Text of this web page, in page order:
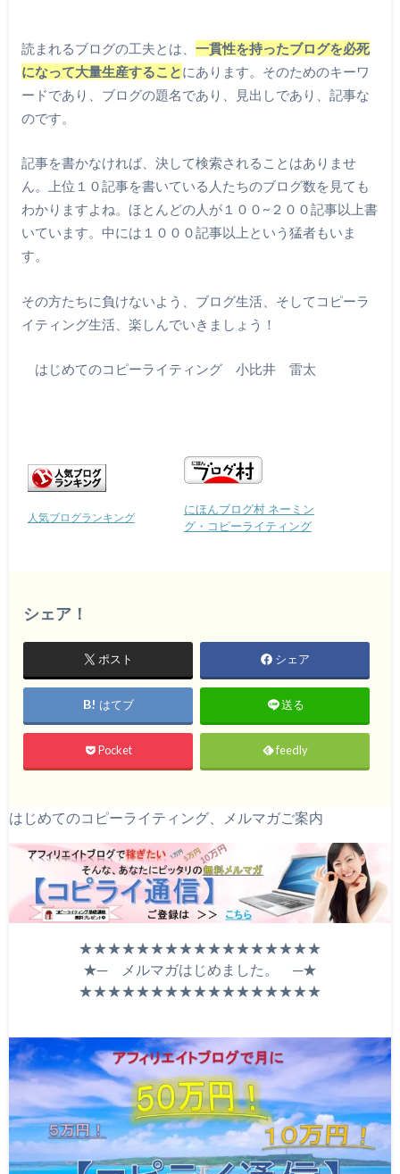
読まれるブログの工夫とは、 一貫性を持ったブログを必死
になって大量生産することにあります。そのためのキーワ
ードであり、ブログの題名であり、見出しであり、記事な
のです。
記事を書かなければ、決して検索されることはありませ
ん。上位１０記事を書いている人たちのブログ数を見ても
わかりますよね。ほとんどの人が１００~２００記事以上書
いています。中には１０００記事以上という猛者もいま
す。
その方たちに負けないよう、ブログ生活、そしてコピーラ
イティング生活、楽しんでいきましょう！
はじめてのコピーライティング 小比井 雷太
人気ブログランキング
にほんブログ村 ネーミン
グ・コピーライティング
シェア！
ポスト シェア
はてブ 送る
Pocket feedly
はじめてのコピーライティング、メルマガご案内
★★★★★★★★★★★★★★★★★
★─ メルマガはじめました。 ─★
★★★★★★★★★★★★★★★★★